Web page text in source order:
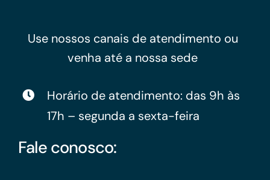
Use nossos canais de atendimento ou
venha até a nossa sede
Horário de atendimento: das 9h às
17h – segunda a sexta-feira
Fale conosco: